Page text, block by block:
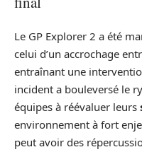
Le GP Explorer 2 a été
celui d’un accrochage
entraînant une
incident a bouleversé le
équipes à réévaluer leurs
environnement à fort
peut avoir des